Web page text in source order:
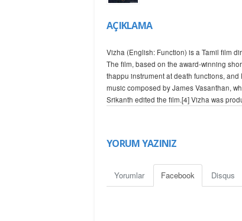
AÇIKLAMA
Vizha (English: Function) is a Tamil film
The film, based on the award-winning
thappu instrument at death functions,
music composed by James Vasanthan,
Srikanth edited the film.[4] Vizha was
YORUM YAZINIZ
Yorumlar Facebook Disqus